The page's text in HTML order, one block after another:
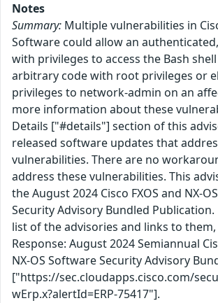
Notes
Summary: Multiple vulnerabilities in
Software could allow an
with privileges to access the Bash
arbitrary code with root privileges or
privileges to network-admin on an
more information about these
Details ["#details"] section of this
released software updates that
vulnerabilities. There are no
address these vulnerabilities. This
the August 2024 Cisco FXOS and NX-
Security Advisory Bundled
list of the advisories and links to them,
Response: August 2024 Semiannual
NX-OS Software Security Advisory
["https://sec.cloudapps.cisco.com/
wErp.x?alertId=ERP-75417"].